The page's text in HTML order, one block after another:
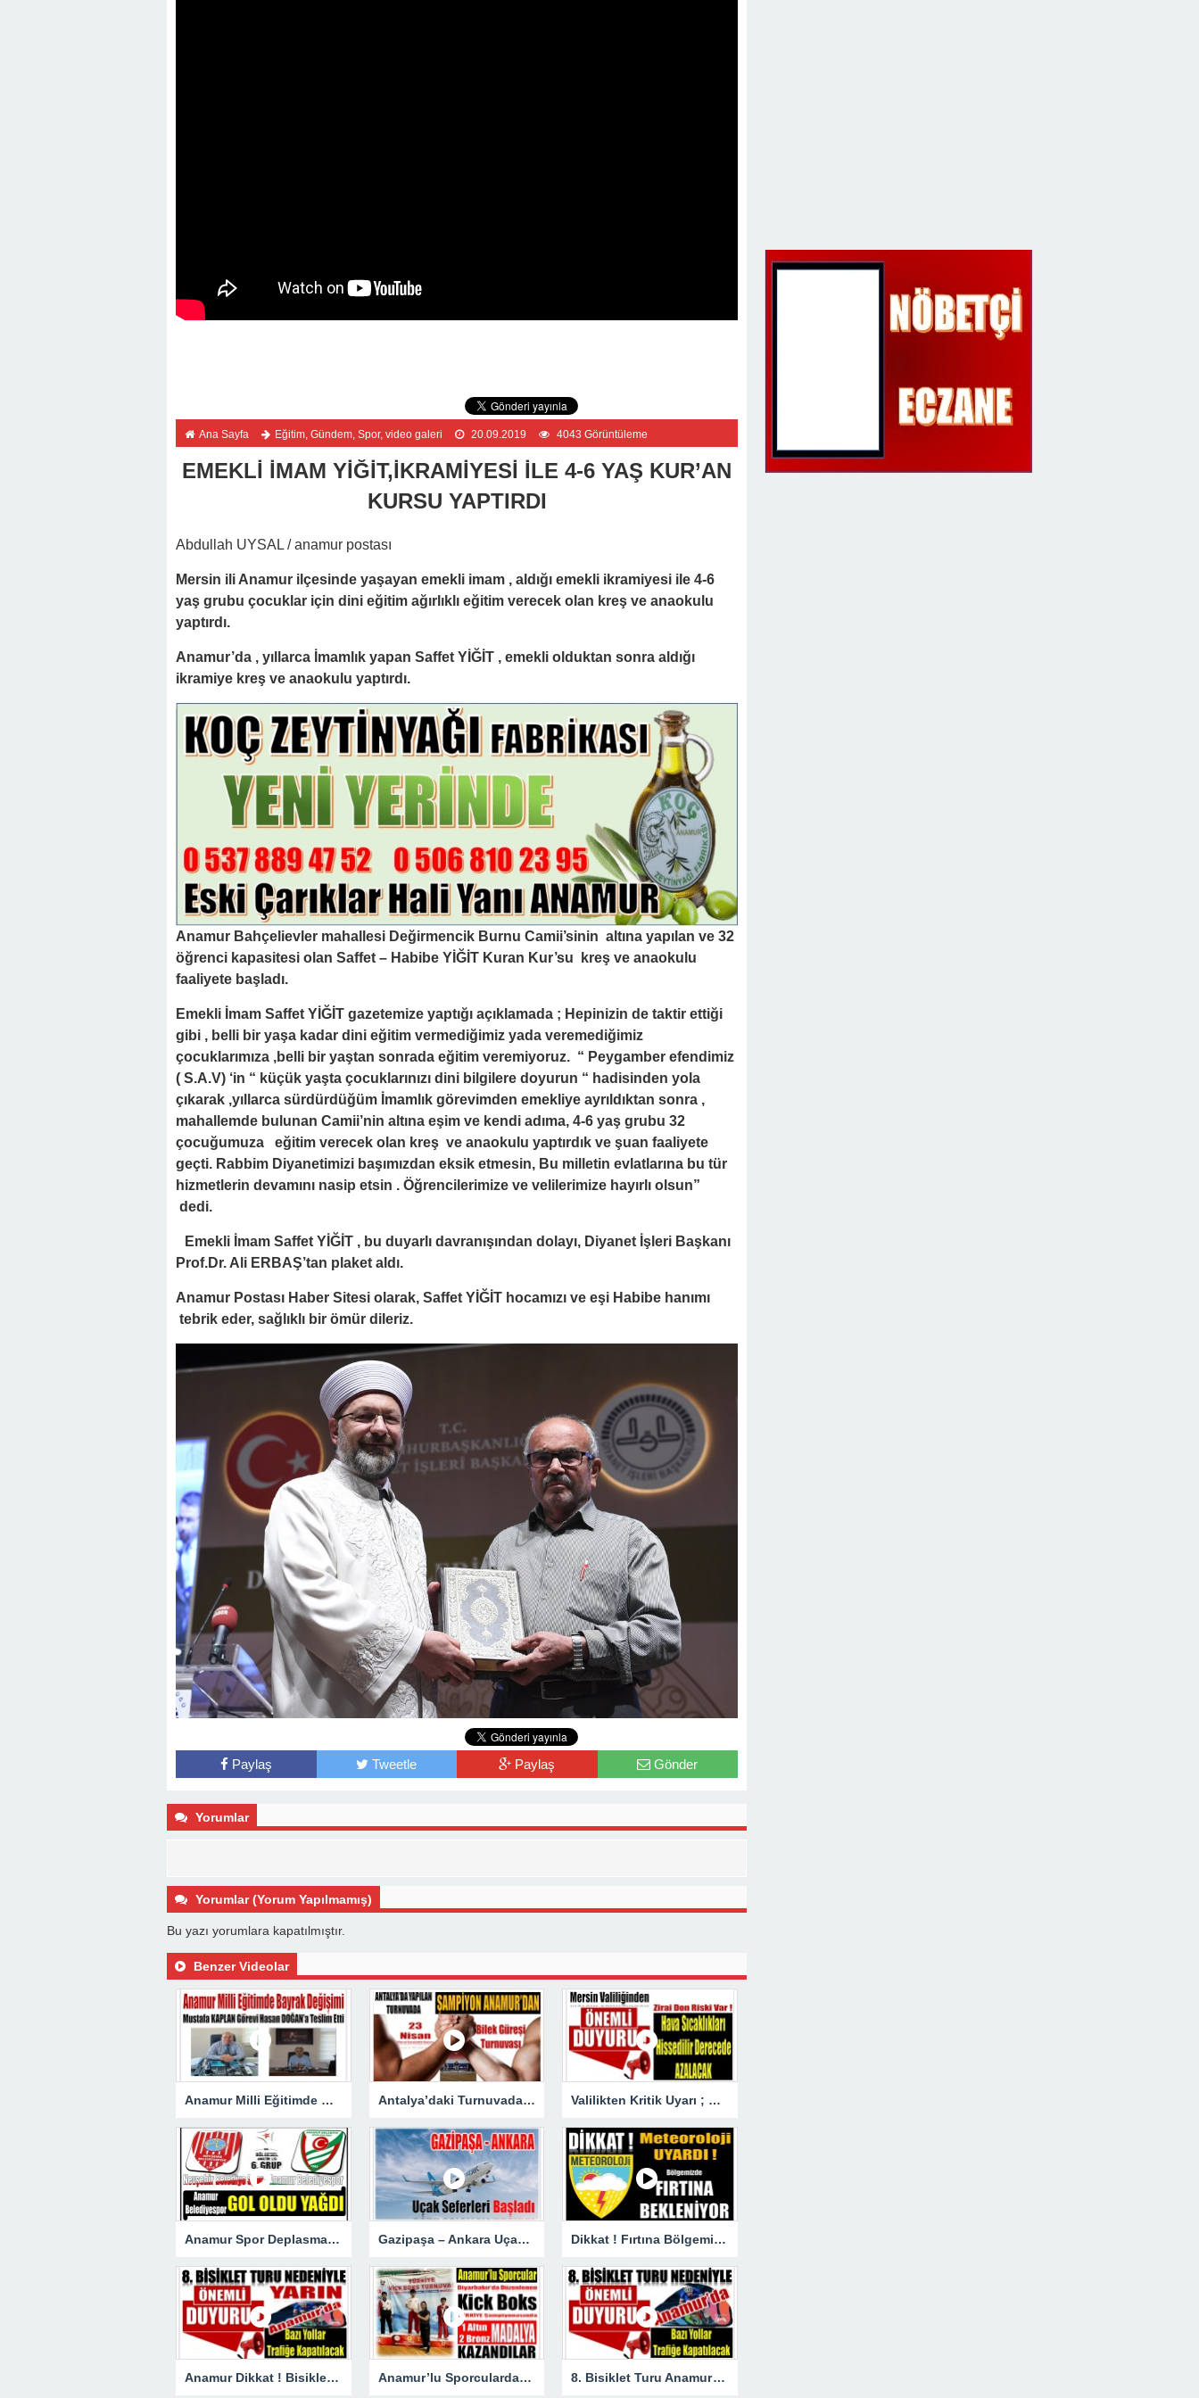
Ana Sayfa Eğitim, Gündem, Spor, video galeri 20.09.2019 4043 Görüntüleme
EMEKLİ İMAM YİĞİT,İKRAMİYESİ İLE 4-6 YAŞ KUR’AN
KURSU YAPTIRDI
Abdullah UYSAL / anamur postası
Mersin ili Anamur ilçesinde yaşayan emekli imam , aldığı emekli ikramiyesi ile 4-6
yaş grubu çocuklar için dini eğitim ağırlıklı eğitim verecek olan kreş ve anaokulu
yaptırdı.
Anamur’da , yıllarca İmamlık yapan Saffet YİĞİT , emekli olduktan sonra aldığı
ikramiye kreş ve anaokulu yaptırdı.
Anamur Bahçelievler mahallesi Değirmencik Burnu Camii’sinin altına yapılan ve 32
öğrenci kapasitesi olan Saffet – Habibe YİĞİT Kuran Kur’su kreş ve anaokulu
faaliyete başladı.
Emekli İmam Saffet YİĞİT gazetemize yaptığı açıklamada ; Hepinizin de taktir ettiği
gibi , belli bir yaşa kadar dini eğitim vermediğimiz yada veremediğimiz
çocuklarımıza ,belli bir yaştan sonrada eğitim veremiyoruz. “ Peygamber efendimiz
( S.A.V) ‘in “ küçük yaşta çocuklarınızı dini bilgilere doyurun “ hadisinden yola
çıkarak ,yıllarca sürdürdüğüm İmamlık görevimden emekliye ayrıldıktan sonra ,
mahallemde bulunan Camii’nin altına eşim ve kendi adıma, 4-6 yaş grubu 32
çocuğumuza eğitim verecek olan kreş ve anaokulu yaptırdık ve şuan faaliyete
geçti. Rabbim Diyanetimizi başımızdan eksik etmesin, Bu milletin evlatlarına bu tür
hizmetlerin devamını nasip etsin . Öğrencilerimize ve velilerimize hayırlı olsun”
dedi.
Emekli İmam Saffet YİĞİT , bu duyarlı davranışından dolayı, Diyanet İşleri Başkanı
Prof.Dr. Ali ERBAŞ’tan plaket aldı.
Anamur Postası Haber Sitesi olarak, Saffet YİĞİT hocamızı ve eşi Habibe hanımı
tebrik eder, sağlıklı bir ömür dileriz.
Paylaş Tweetle Paylaş Gönder
Yorumlar
Yorumlar (Yorum Yapılmamış)
Bu yazı yorumlara kapatılmıştır.
Benzer Videolar
Anamur Milli Eğitimde Görev Değişimi : Hasan DOĞAN Atandı Antalya’daki Turnuvada Şampiyon Anamur’dan Valilikten Kritik Uyarı ; Hava Sıcaklığı Hissedilir Derecede Azalacak!
Anamur Spor Deplasmanda Gol Oldu Yağdı! Gazipaşa – Ankara Uçak Seferleri Başladı Dikkat ! Fırtına Bölgemizde Etkili Olacak
Anamur Dikkat ! Bisiklet Yarışı Nedeniyle Bazı Yollar Kapanacak Anamur’lu Sporculardan Büyük Başarı ; 1 Altın 2 Bronz Madalya Kazandılar 8. Bisiklet Turu Anamur’dan Başlıyor. Bazı Yollar Trafiğe Kapatılacak